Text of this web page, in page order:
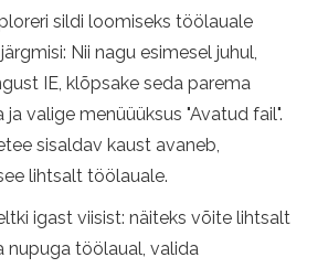
sildi loomiseks töölauale
Nii nagu esimesel juhul,
IE, klõpsake seda parema
ja valige menüüüksus "Avatud fail".
sisaldav kaust avaneb,
lihtsalt töölauale.
igast viisist: näiteks võite lihtsalt
nupuga töölaual, valida